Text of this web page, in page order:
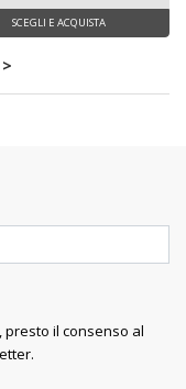
SCEGLI E ACQUISTA
>
, presto il consenso al